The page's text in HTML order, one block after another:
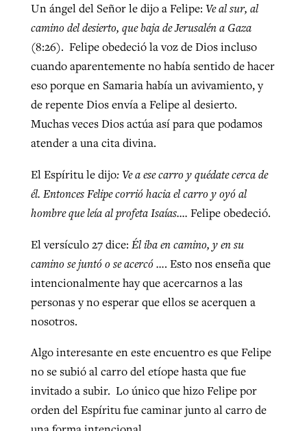
Un ángel del Señor le dijo a Felipe: Ve al sur, al
camino del desierto, que baja de Jerusalén a Gaza
(8:26). Felipe obedeció la voz de Dios incluso
cuando aparentemente no había sentido de hacer
eso porque en Samaria había un avivamiento, y
de repente Dios envía a Felipe al desierto.
Muchas veces Dios actúa así para que podamos
atender a una cita divina.
El Espíritu le dijo: Ve a ese carro y quédate cerca de
él. Entonces Felipe corrió hacia el carro y oyó al
hombre que leía al profeta Isaías…. Felipe obedeció.
El versículo 27 dice: Él iba en camino, y en su
camino se juntó o se acercó …. Esto nos enseña que
intencionalmente hay que acercarnos a las
personas y no esperar que ellos se acerquen a
nosotros.
Algo interesante en este encuentro es que Felipe
no se subió al carro del etíope hasta que fue
invitado a subir. Lo único que hizo Felipe por
orden del Espíritu fue caminar junto al carro de